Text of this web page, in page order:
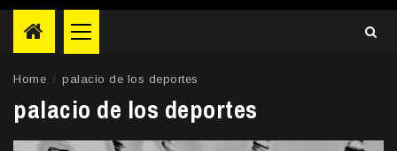
Primary
Menu
Home palacio de los deportes
palacio de los deportes